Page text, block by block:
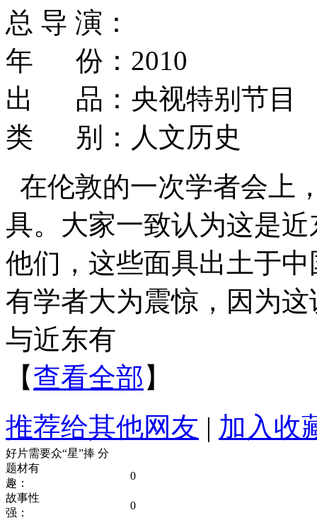
总 导 演：
年 份：2010
出 品：央视特别节目
类 别：人文历史
在伦敦的一次学者会上
具。大家一致认为这是
他们，这些面具出土于
有学者大为震惊，因为
与近东有
【查看全部 】
推荐给其他网友 | 加入收
好片需要众“星”捧 分
题材有
趣：
0
故事性
强：
0